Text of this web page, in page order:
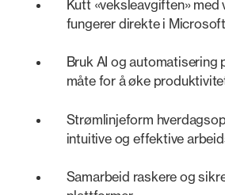
Kutt «veksleavgiften» med
fungerer direkte i
Bruk AI og automatisering
måte for å øke
Strømlinjeform
intuitive og effektive
Samarbeid raskere og